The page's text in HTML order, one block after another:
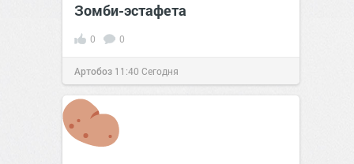
Зомби-эстафета
0 0
Артобоз 11:40 Сегодня